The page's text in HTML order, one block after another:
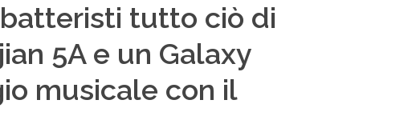
tutto ciò di
5A e un Galaxy
musicale con il